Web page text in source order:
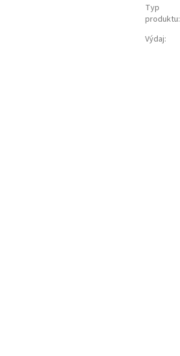
Typ
produktu:
Výdaj: